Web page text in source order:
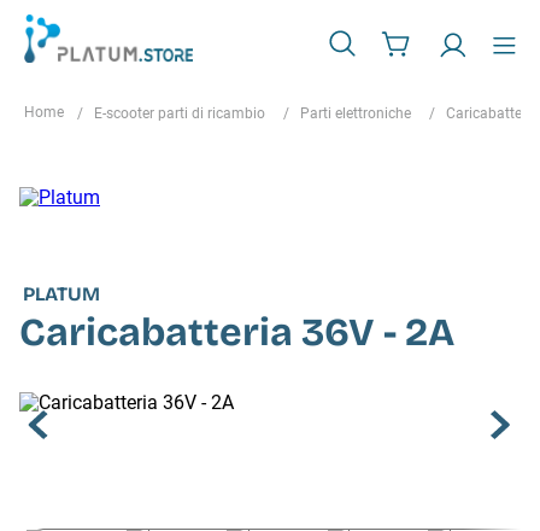
E-scooter parti di ricambio Parti elettroniche Caricabatterie
PLATUM
Caricabatteria 36V - 2A